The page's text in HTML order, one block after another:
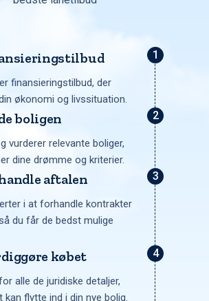
finansieringstilbud, der
økonomi og livssituation.
boligen
vurderer relevante boliger,
dine drømme og kriterier.
aftalen
i at forhandle kontrakter
du får de bedst mulige
købet
alle de juridiske detaljer,
kan flytte ind i din nye bolig.